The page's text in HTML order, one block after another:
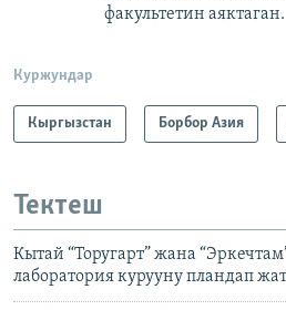
факультетин аяктаган.
Куржундар
Кыргызстан Борбор Азия
Тектеш
Кытай “Торугарт” жана
лаборатория курууну пландап